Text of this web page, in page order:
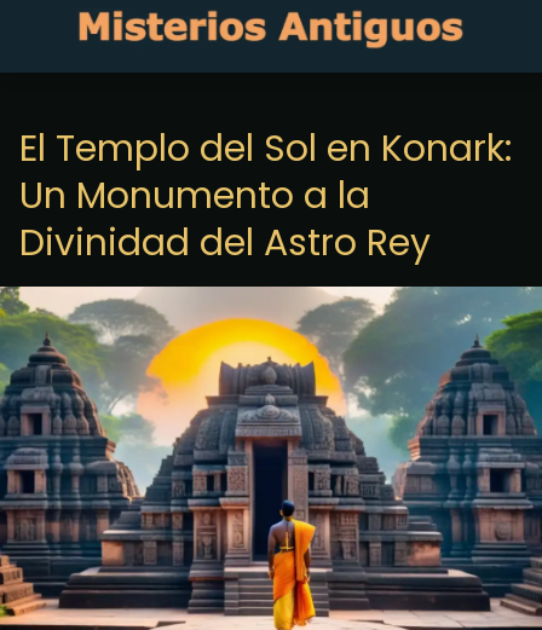
El Templo del Sol en Konark:
Un Monumento a la
Divinidad del Astro Rey